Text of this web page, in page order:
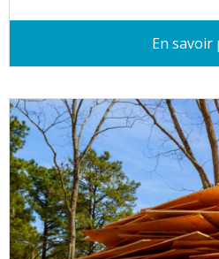
En savoir